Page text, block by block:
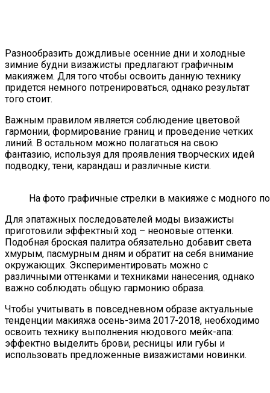
Разнообразить дождливые осенние дни и холодные
зимние будни визажисты предлагают графичным
макияжем. Для того чтобы освоить данную технику
придется немного потренироваться, однако результат
того стоит.
Важным правилом является соблюдение цветовой
гармонии, формирование границ и проведение четких
линий. В остальном можно полагаться на свою
фантазию, используя для проявления творческих идей
подводку, тени, карандаш и различные кисти.
На фото графичные стрелки в макияже с модного
Для эпатажных последователей моды визажисты
приготовили эффектный ход – неоновые оттенки.
Подобная броская палитра обязательно добавит света
хмурым, пасмурным дням и обратит на себя внимание
окружающих. Экспериментировать можно с
различными оттенками и техниками нанесения, однако
важно соблюдать общую гармонию образа.
Чтобы учитывать в повседневном образе актуальные
тенденции макияжа осень-зима 2017-2018, необходимо
освоить технику выполнения нюдового мейк-апа:
эффектно выделить брови, ресницы или губы и
использовать предложенные визажистами новинки.